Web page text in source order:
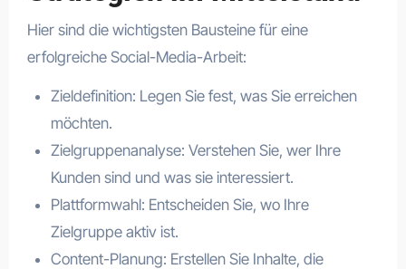
Hier sind die wichtigsten Bausteine für eine
erfolgreiche Social-Media-Arbeit:
Zieldefinition: Legen Sie fest, was Sie erreichen
möchten.
Zielgruppenanalyse: Verstehen Sie, wer Ihre
Kunden sind und was sie interessiert.
Plattformwahl: Entscheiden Sie, wo Ihre
Zielgruppe aktiv ist.
Content-Planung: Erstellen Sie Inhalte, die